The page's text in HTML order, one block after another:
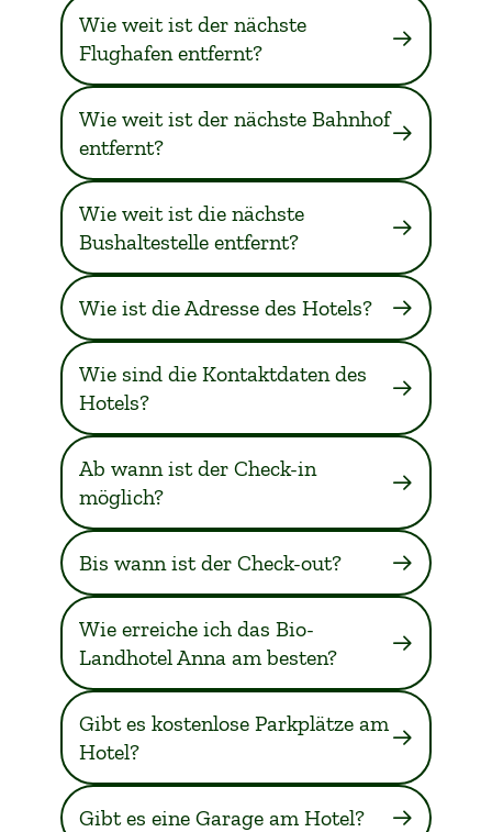
Wie weit ist der nächste
Flughafen entfernt?
Wie weit ist der nächste Bahnhof
entfernt?
Wie weit ist die nächste
Bushaltestelle entfernt?
Wie ist die Adresse des Hotels?
Wie sind die Kontaktdaten des
Hotels?
Ab wann ist der Check-in
möglich?
Bis wann ist der Check-out?
Wie erreiche ich das Bio-
Landhotel Anna am besten?
Gibt es kostenlose Parkplätze am
Hotel?
Gibt es eine Garage am Hotel?